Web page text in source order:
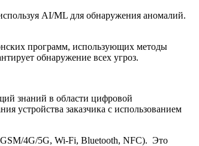
AI/ML для обнаружения аномалий.
программ, использующих методы
обнаружение всех угроз.
знаний в области цифровой
устройства заказчика с использованием
4G/5G, Wi-Fi, Bluetooth, NFC). Это